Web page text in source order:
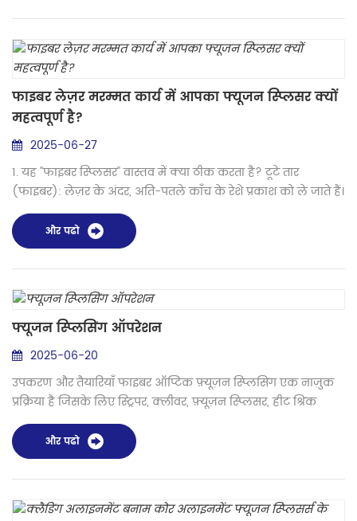
लिथोट्रिप्सी दक्षता 50% बढ़ जाती है। ट्यूमर एब्लेशन: फाइबर
त्वचाविज्ञान और ऑन्कोलॉजी में गैर...
फाइबर लेज़र मरम्मत कार्य में आपका फ्यूजन स्प्लिसर क्यों
महत्वपूर्ण है?
2025-06-27
1. यह "फाइबर स्प्लिसर" वास्तव में क्या ठीक करता है? टूटे तार
(फाइबर): लेज़र के अंदर, अति-पतले काँच के रेशे प्रकाश को ले जाते हैं।
ये इस्तेमाल के दौरान टूट सकते हैं, बहुत ज़्यादा मुड़ सकते हैं, या गर्मी या
गंदगी से क्षतिग्रस्त हो सकते हैं। आप इन्हें अंदर ही अंदर एक्सटेंशन कॉर्ड
की तरह वापस नहीं जोड़ सकते। स्प्लिसर खराब हिस्से को काट देता है
और उसी रेशे के एक नए हिस्से को स्थायी रूप से वेल्ड कर देता...
और पढो
फ्यूजन स्प्लिसिंग ऑपरेशन
2025-06-20
उपकरण और तैयारियाँ फाइबर ऑप्टिक फ़्यूज़न स्प्लिसिंग एक नाज़ुक
प्रक्रिया है जिसके लिए स्ट्रिपर, क्लीवर, फ़्यूज़न स्प्लिसर, हीट श्रिंक
स्लीव और अल्कोहल क्लीनिंग पेपर जैसे उपकरणों की आवश्यकता
होती है। वेल्डिंग की सफलता के लिए इन उपकरणों का सही उपयोग
अत्यंत महत्वपूर्ण है। फाइबर स्प्लिसिंग को पूरा करने के लिए कई पेशेवर
उपकरणों की सहायता की आवश्यकता होती है। तैयारी: इसमें फाइबर
केबल को काटना और बाहरी आव...
और पढो